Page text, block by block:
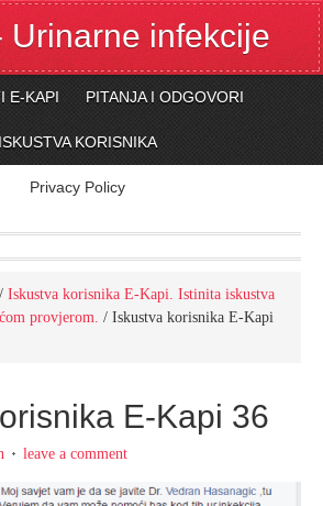
Urinarne infekcije
E-KAPI PITANJA I ODGOVORI
ISKUSTVA KORISNIKA
Privacy Policy
/ Iskustva korisnika E-Kapi. Istinita iskustva
provjerom. / Iskustva korisnika E-Kapi
E-Kapi 36
leave a comment